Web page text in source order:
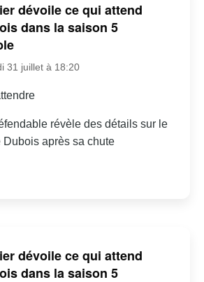
dévoile ce qui attend
dans la saison 5
31 juillet à 18:20
révèle des détails sur le
Dubois après sa chute
dévoile ce qui attend
dans la saison 5